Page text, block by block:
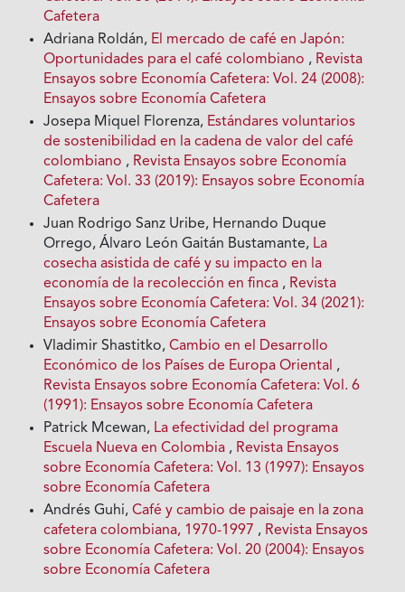
Cafetera
Adriana Roldán, El mercado de café en Japón:
Oportunidades para el café colombiano , Revista
Ensayos sobre Economía Cafetera: Vol. 24 (2008):
Ensayos sobre Economía Cafetera
Josepa Miquel Florenza, Estándares voluntarios
de sostenibilidad en la cadena de valor del café
colombiano , Revista Ensayos sobre Economía
Cafetera: Vol. 33 (2019): Ensayos sobre Economía
Cafetera
Juan Rodrigo Sanz Uribe, Hernando Duque
Orrego, Álvaro León Gaitán Bustamante, La
cosecha asistida de café y su impacto en la
economía de la recolección en finca , Revista
Ensayos sobre Economía Cafetera: Vol. 34 (2021):
Ensayos sobre Economía Cafetera
Vladimir Shastitko,Cambio en el Desarrollo
Económico de los Países de Europa Oriental ,
Revista Ensayos sobre Economía Cafetera: Vol. 6
(1991): Ensayos sobre Economía Cafetera
Patrick Mcewan, La efectividad del programa
Escuela Nueva en Colombia , Revista Ensayos
sobre Economía Cafetera: Vol. 13 (1997): Ensayos
sobre Economía Cafetera
Andrés Guhi,Café y cambio de paisaje en la zona
cafetera colombiana, 1970-1997 , Revista Ensayos
sobre Economía Cafetera: Vol. 20 (2004): Ensayos
sobre Economía Cafetera